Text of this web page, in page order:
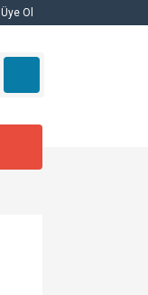
Üye Ol